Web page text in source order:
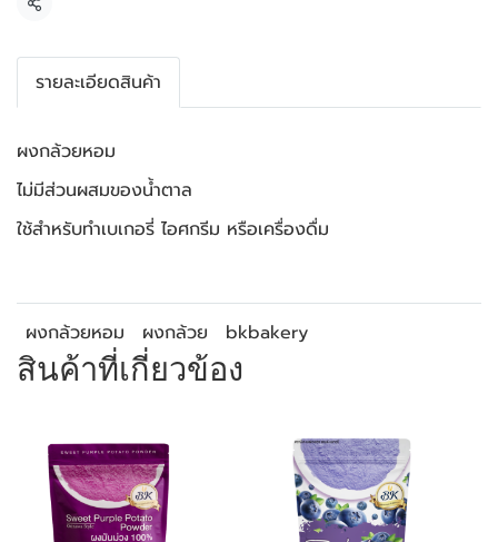
แชร์
รายละเอียดสินค้า
ผงกล้วยหอม
ไม่มีส่วนผสมของน้ำตาล
ใช้สำหรับทำเบเกอรี่ ไอศกรีม หรือเครื่องดื่ม
ผงกล้วยหอม ผงกล้วย bkbakery
สินค้าที่เกี่ยวข้อง